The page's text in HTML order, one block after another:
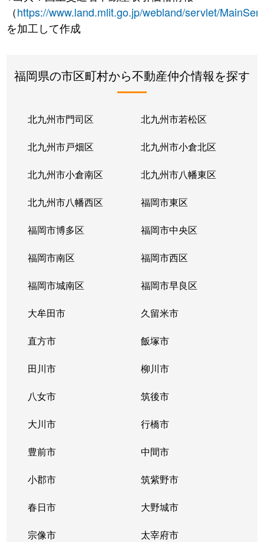
（https://www.land.mlit.go.jp/webland/servlet/
を加工して作成
福岡県の市区町村から不動産仲介情報を探す
北九州市門司区 北九州市若松区
北九州市戸畑区 北九州市小倉北区
北九州市小倉南区 北九州市八幡東区
北九州市八幡西区 福岡市東区
福岡市博多区 福岡市中央区
福岡市南区 福岡市西区
福岡市城南区 福岡市早良区
大牟田市 久留米市
直方市 飯塚市
田川市 柳川市
八女市 筑後市
大川市 行橋市
豊前市 中間市
小郡市 筑紫野市
春日市 大野城市
宗像市 太宰府市